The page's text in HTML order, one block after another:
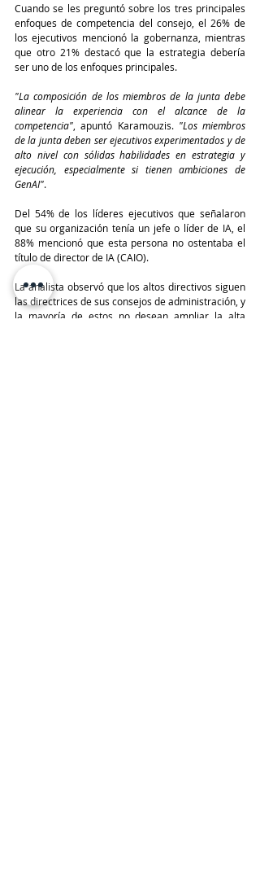
Cuando se les preguntó sobre los tres principales
enfoques de competencia del consejo, el 26% de
los ejecutivos mencionó la gobernanza, mientras
que otro 21% destacó que la estrategia debería
ser uno de los enfoques principales.
"La composición de los miembros de la junta debe
alinear la experiencia con el alcance de la
competencia" , apuntó Karamouzis. "Los miembros
de la junta deben ser ejecutivos experimentados y de
alto nivel con sólidas habilidades en estrategia y
ejecución, especialmente si tienen ambiciones de
GenAI".
Del 54% de los líderes ejecutivos que señalaron
que su organización tenía un jefe o líder de IA, el
88% mencionó que esta persona no ostentaba el
título de director de IA (CAIO).
La analista observó que los altos directivos siguen
las directrices de sus consejos de administración, y
la mayoría de estos no desean ampliar la alta